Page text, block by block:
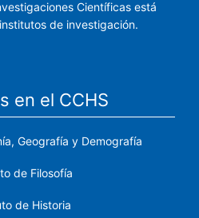
Científicas está
de investigación.
en el CCHS
Geografía y Demografía
de Filosofía
de Historia